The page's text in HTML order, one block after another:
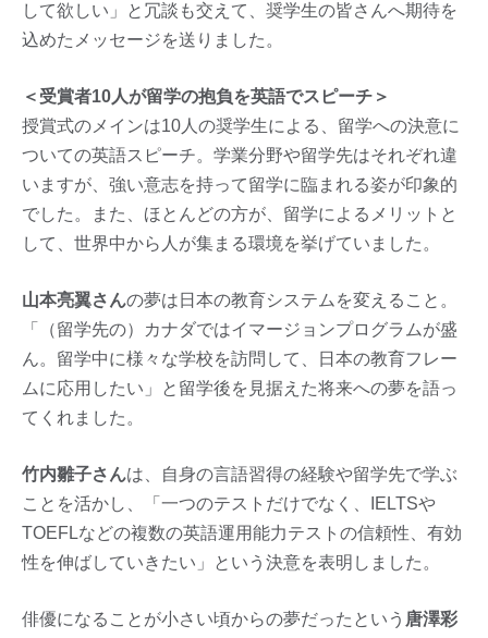
して欲しい」と冗談も交えて、奨学生の皆さんへ期待を
込めたメッセージを送りました。
＜受賞者10人が留学の抱負を英語でスピーチ＞
授賞式のメインは10人の奨学生による、留学への決意に
ついての英語スピーチ。学業分野や留学先はそれぞれ違
いますが、強い意志を持って留学に臨まれる姿が印象的
でした。また、ほとんどの方が、留学によるメリットと
して、世界中から人が集まる環境を挙げていました。
山本亮翼さんの夢は日本の教育システムを変えること。
「（留学先の）カナダではイマージョンプログラムが盛
ん。留学中に様々な学校を訪問して、日本の教育フレー
ムに応用したい」と留学後を見据えた将来への夢を語っ
てくれました。
竹内雛子さんは、自身の言語習得の経験や留学先で学ぶ
ことを活かし、「一つのテストだけでなく、IELTSや
TOEFLなどの複数の英語運用能力テストの信頼性、有効
性を伸ばしていきたい」という決意を表明しました。
俳優になることが小さい頃からの夢だったという 唐澤彩